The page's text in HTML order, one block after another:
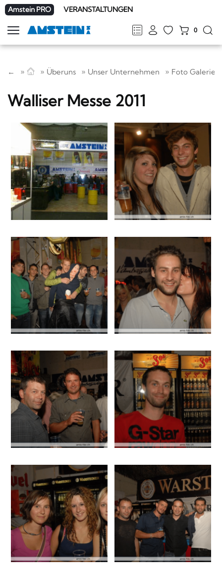
Amstein PRO VERANSTALTUNGEN
FRDEENIT
0
Navigation
zeigen
← Überuns Unser Unternehmen Foto Galerie
Walliser Messe 2011